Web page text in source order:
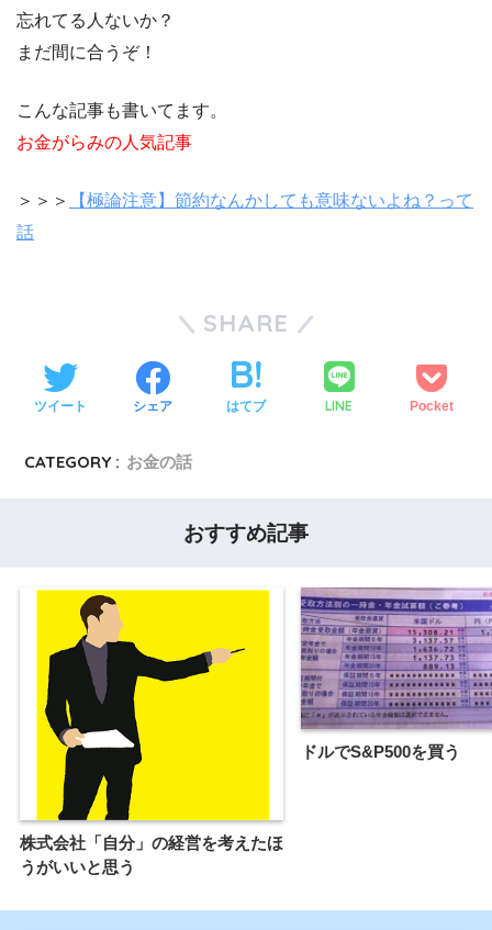
忘れてる人ないか？
まだ間に合うぞ！
こんな記事も書いてます。
お金がらみの人気記事
＞＞＞
【極論注意】節約なんかしても意味ないよね？って
話
SHARE
ツイート シェア はてブ LINE Pocket
CATEGORY : お金の話
おすすめ記事
株式会社「自分」の経営を考えたほ
うがいいと思う
ドルでS&P500を買う